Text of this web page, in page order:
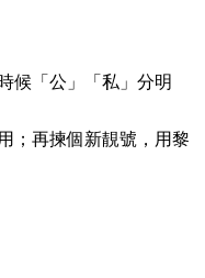
候「公」「私」分明
；再揀個新靚號，用黎